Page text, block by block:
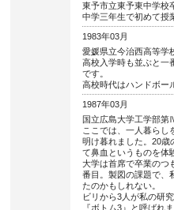
東予市立東予東中学校
中学三年生で初めて授
1983年03月
愛媛県立今治西高等学
高校入学時も並ぶと一
です。
高校時代はハンドボー
1987年03月
国立広島大学工学部
ここでは、一人暮らし
明け暮れました。20歳
て鼻血というものを体
大学は首席で卒業のつ
番目。製図の課題で、
たのかもしれない。
ビリから3人が私の研
『ボトム3』と呼ばれま